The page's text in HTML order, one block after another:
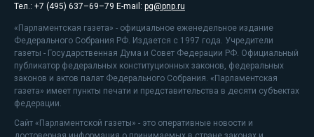
Тел.: +7 (495) 637–69–79 E-mail: pg@pnp.ru
«Парламентская газета» - официальное еженедельное издание
Федерального Собрания РФ. Издается с 1997 года. Учредители
газеты - Государственная Дума и Совет Федерации РФ. Официальный
публикатор федеральных конституционных законов, федеральных
законов и актов палат Федерального Собрания. «Парламентская
газета» имеет пункты печати и представительства в десяти субъектах
федерации.
Сайт «Парламентской газеты» - это оперативные новости и